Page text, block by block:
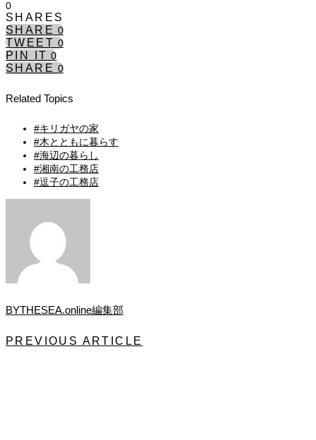
0
SHARES
SHARE 0
TWEET 0
PIN IT 0
SHARE 0
Related Topics
#キリガヤの家
#木とともに暮らす
#海辺の暮らし
#湘南の工務店
#逗子の工務店
BYTHESEA.online編集部
PREVIOUS ARTICLE